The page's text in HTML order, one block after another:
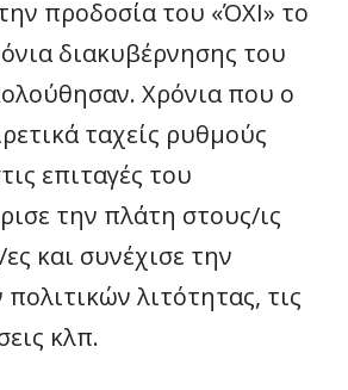
προδοσία του «ΌΧΙ» το
διακυβέρνησης του
Χρόνια που ο
ταχείς ρυθμούς
επιταγές του
την πλάτη στους/ις
και συνέχισε την
λιτότητας, τις
κλπ.